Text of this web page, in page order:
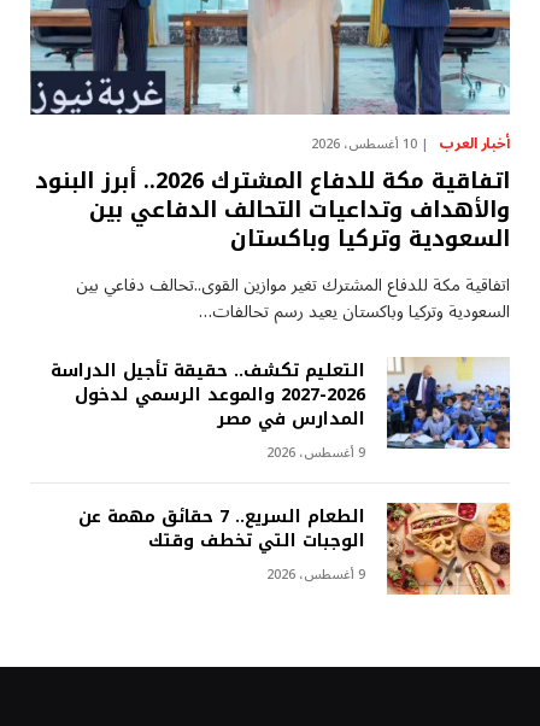
أخبار العرب 10 أغسطس، 2026
اتفاقية مكة للدفاع المشترك 2026.. أبرز البنود
والأهداف وتداعيات التحالف الدفاعي بين
السعودية وتركيا وباكستان
اتفاقية مكة للدفاع المشترك تغير موازين القوى..تحالف دفاعي بين
السعودية وتركيا وباكستان يعيد رسم تحالفات…
التعليم تكشف.. حقيقة تأجيل الدراسة
2026-2027 والموعد الرسمي لدخول
المدارس في مصر
9 أغسطس، 2026
الطعام السريع.. 7 حقائق مهمة عن
الوجبات التي تخطف وقتك
9 أغسطس، 2026